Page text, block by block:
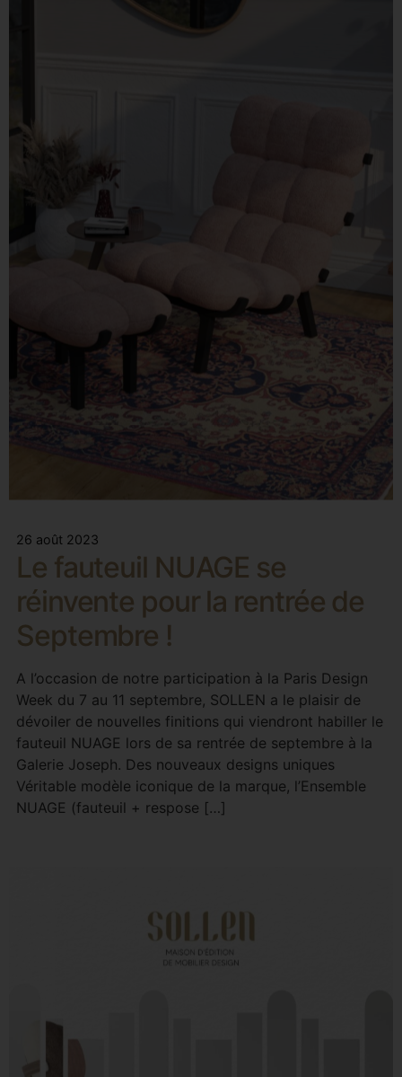
26 août 2023
Le fauteuil NUAGE se
réinvente pour la rentrée de
Septembre !
A l’occasion de notre participation à la Paris Design
Week du 7 au 11 septembre, SOLLEN a le plaisir de
dévoiler de nouvelles finitions qui viendront habiller le
fauteuil NUAGE lors de sa rentrée de septembre à la
Galerie Joseph. Des nouveaux designs uniques
Véritable modèle iconique de la marque, l’Ensemble
NUAGE (fauteuil + respose […]